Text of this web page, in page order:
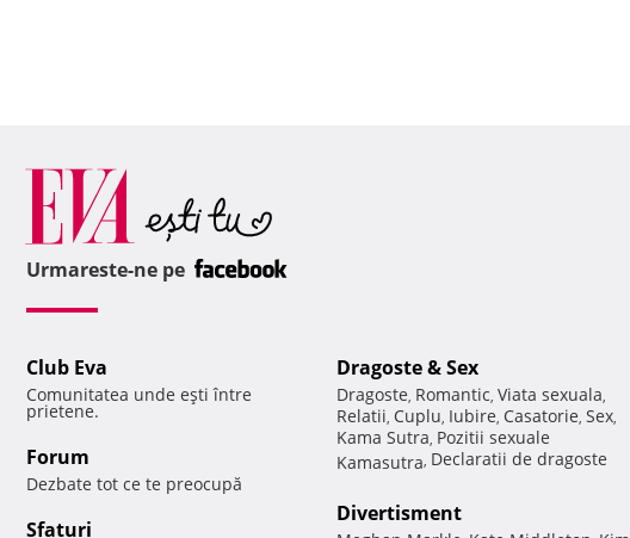
Urmareste-ne pe
Club Eva
Comunitatea unde eşti între
prietene.
Forum
Dezbate tot ce te preocupă
Sfaturi
Dragoste & Sex
Dragoste, Romantic, Viata sexuala,
Relatii, Cuplu, Iubire, Casatorie, Sex,
Kama Sutra, Pozitii sexuale
Kamasutra, Declaratii de dragoste
Divertisment